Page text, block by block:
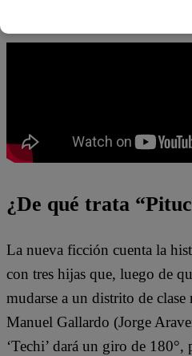
¿De qué trata
La nueva ficción cuenta la
con tres hijas que, luego de
mudarse a un distrito de
Manuel Gallardo (Jorge
‘Techi’ dará un giro de